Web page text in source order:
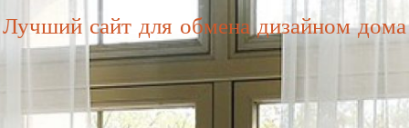
Лучший сайт для обмена дизайном дома